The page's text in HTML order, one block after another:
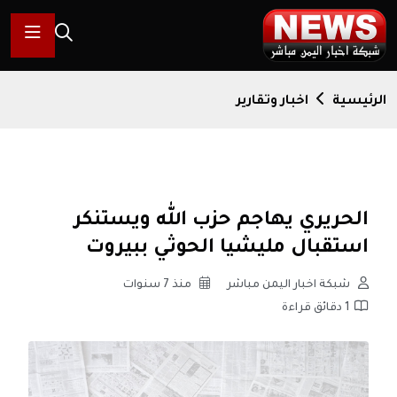
الرئيسية اخبار وتقارير
الحريري يهاجم حزب الله ويستنكر
استقبال مليشيا الحوثي ببيروت
شبكة اخبار اليمن مباشر
منذ 7 سنوات
1 دقائق قراءة